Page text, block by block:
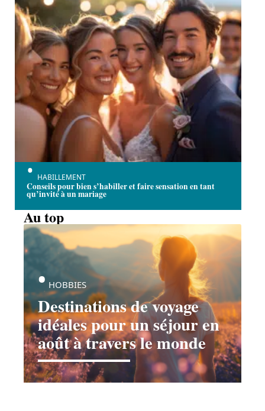
HABILLEMENT
Conseils pour bien s’habiller et faire sensation en tant
qu’invité à un mariage
Au top
Destinations de voyage
idéales pour un séjour en
août à travers le monde
HOBBIES